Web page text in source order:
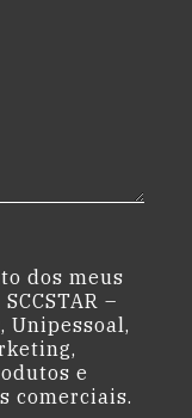
dos meus
–
Unipessoal,
e
comerciais.